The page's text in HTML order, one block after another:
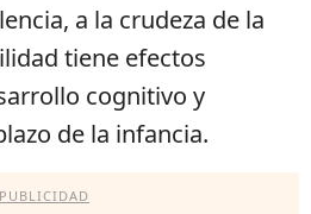
a la crudeza de la
tiene efectos
cognitivo y
de la infancia.
PUBLICIDAD